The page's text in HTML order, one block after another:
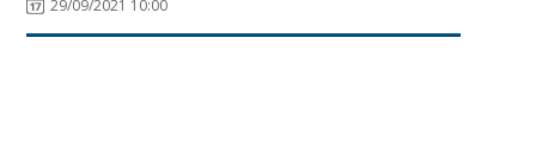
29/09/2021 10:00